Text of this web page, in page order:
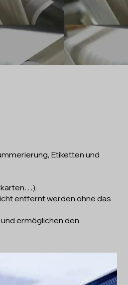
Etiketten und
entfernt werden ohne das
ermöglichen den